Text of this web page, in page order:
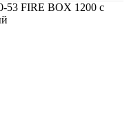
53 FIRE BOX 1200 с